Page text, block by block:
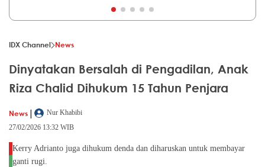
IDX Channel News
Dinyatakan Bersalah di Pengadilan, Anak
Riza Chalid Dihukum 15 Tahun Penjara
News |
Nur Khabibi
27/02/2026 13:32 WIB
Kerry Adrianto juga dihukum denda dan diharuskan untuk membayar
ganti rugi.